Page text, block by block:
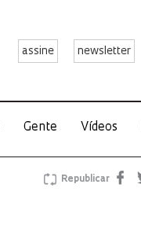
assine newsletter
Gente Vídeos
Republicar